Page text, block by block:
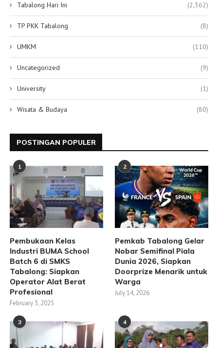
Tabalong Hari Ini (2,362)
TP PKK Tabalong (8)
UMKM (110)
Uncategorized (9)
University (1)
Wisata & Budaya (80)
POSTINGAN POPULER
1
Pembukaan Kelas
Industri BUMA School
Batch 6 di SMKS
Tabalong: Siapkan
Operator Alat Berat
Profesional
February 3, 2025
2
Pemkab Tabalong Gelar
Nobar Semifinal Piala
Dunia 2026, Siapkan
Doorprize Menarik untuk
Warga
July 14, 2026
3 4